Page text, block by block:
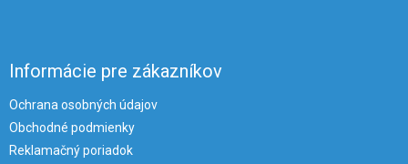
Informácie pre zákazníkov
Ochrana osobných údajov
Obchodné podmienky
Reklamačný poriadok